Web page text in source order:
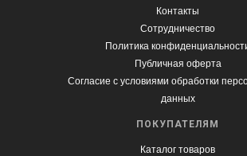
ПОКУПАТЕЛЯМ
Каталог товаров
Контакты
Сотрудничество
Политика
Публичная оферта
Согласие с условиями обработки
данных